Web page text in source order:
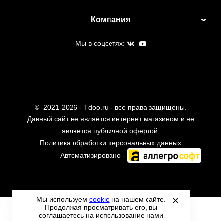
Компания
Мы в соцсетях:
© 2021-2026 - Tdoo.ru - все права защищены.
Данный сайт не является интернет магазином и не
является публичной офертой.
Политика обработки персональных данных
Автоматизировано -
Мы используем cookieна нашем сайте.
Продолжая просматривать его, вы
соглашаетесь на использование нами